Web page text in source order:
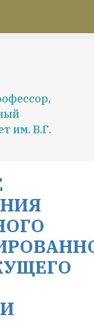
им. В.Г.